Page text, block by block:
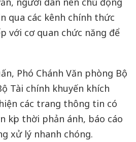
qua các kênh chính thức
với cơ quan chức năng để
Phó Chánh Văn phòng Bộ
Tài chính khuyến khích
các trang thông tin có
kịp thời phản ánh, báo cáo
xử lý nhanh chóng.